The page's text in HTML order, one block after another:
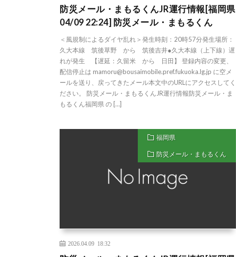
防災メール・まもるくんJR運行情報[福岡県
04/09 22:24] 防災メール・まもるくん
＜風規制によるダイヤ乱れ＞発生時刻：20時57分発生場所：
久大本線 筑後草野 から 筑後吉井●久大本線（上下線）遅
れが発生 【遅延：久留米 から 日田】 登録内容の変更、
配信停止は mamoru@bousaimobile.pref.fukuoka.lg.jp に空メ
ールを送り、戻ってきたメール本文中のURLにアクセスしてく
ださい。 防災メール・まもるくんJR運行情報防災メール・ま
もるくん福岡県 の […]
福岡県
防災メール・まもるくん
2026.04.09 18:32